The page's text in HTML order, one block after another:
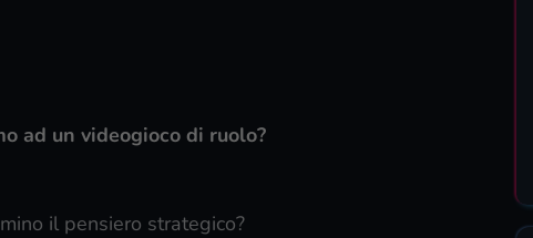
ad un videogioco di ruolo?
il pensiero strategico?